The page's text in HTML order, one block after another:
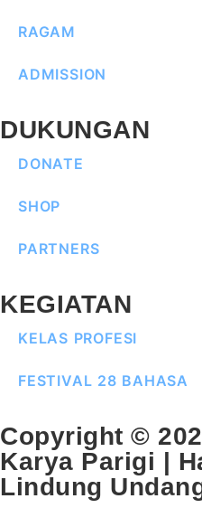
RAGAM
ADMISSION
DUKUNGAN
DONATE
SHOP
PARTNERS
KEGIATAN
KELAS PROFESI
FESTIVAL 28 BAHASA
Copyright ©
Karya Parigi |
Lindung